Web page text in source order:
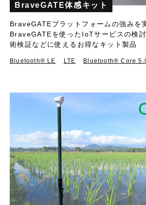
BraveGATE体感キット
BraveGATEプラットフォームの強みを
BraveGATEを使ったIoTサービスの検
術検証などに使えるお得なキット製品
Bluetooth®︎ LE LTE Bluetooth® Core